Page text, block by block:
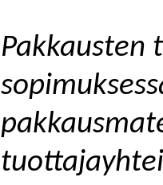
Pakkausten